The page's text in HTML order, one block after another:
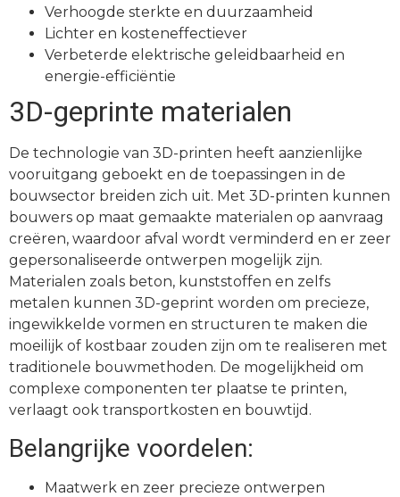
Verhoogde sterkte en duurzaamheid
Lichter en kosteneffectiever
Verbeterde elektrische geleidbaarheid en
energie-efficiëntie
3D-geprinte materialen
De technologie van 3D-printen heeft aanzienlijke
vooruitgang geboekt en de toepassingen in de
bouwsector breiden zich uit. Met 3D-printen kunnen
bouwers op maat gemaakte materialen op aanvraag
creëren, waardoor afval wordt verminderd en er zeer
gepersonaliseerde ontwerpen mogelijk zijn.
Materialen zoals beton, kunststoffen en zelfs
metalen kunnen 3D-geprint worden om precieze,
ingewikkelde vormen en structuren te maken die
moeilijk of kostbaar zouden zijn om te realiseren met
traditionele bouwmethoden. De mogelijkheid om
complexe componenten ter plaatse te printen,
verlaagt ook transportkosten en bouwtijd.
Belangrijke voordelen:
Maatwerk en zeer precieze ontwerpen